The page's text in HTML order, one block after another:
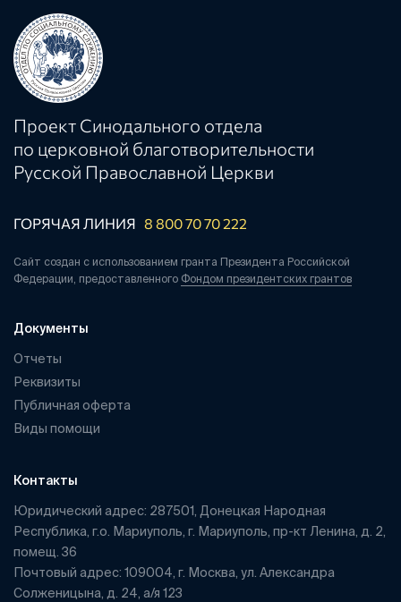
Проект Синодального отдела
по церковной благотворительности
Русской Православной Церкви
ГОРЯЧАЯ ЛИНИЯ 8 800 70 70 222
Сайт создан с использованием гранта Президента Российской
Федерации, предоставленного Фондом президентских грантов
Документы
Отчеты
Реквизиты
Публичная оферта
Виды помощи
Контакты
Юридический адрес: 287501, Донецкая Народная
Республика, г.о. Мариуполь, г. Мариуполь, пр-кт Ленина, д. 2,
помещ. 36
Почтовый адрес: 109004, г. Москва, ул. Александра
Солженицына, д. 24, а/я 123